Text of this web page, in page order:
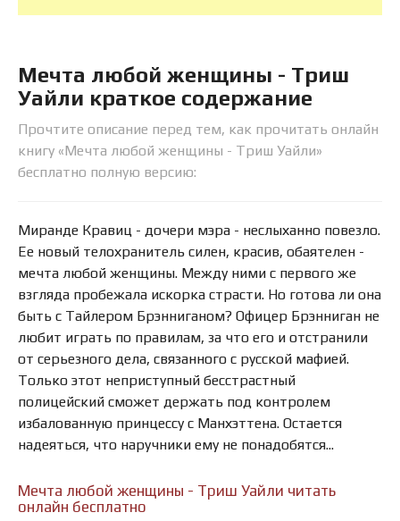
Мечта любой женщины - Триш
Уайли краткое содержание
Прочтите описание перед тем, как прочитать онлайн
книгу «Мечта любой женщины - Триш Уайли»
бесплатно полную версию:
Миранде Кравиц - дочери мэра - неслыханно повезло.
Ее новый телохранитель силен, красив, обаятелен -
мечта любой женщины. Между ними с первого же
взгляда пробежала искорка страсти. Но готова ли она
быть с Тайлером Брэнниганом? Офицер Брэнниган не
любит играть по правилам, за что его и отстранили
от серьезного дела, связанного с русской мафией.
Только этот неприступный бесстрастный
полицейский сможет держать под контролем
избалованную принцессу с Манхэттена. Остается
надеяться, что наручники ему не понадобятся...
Мечта любой женщины - Триш Уайли читать
онлайн бесплатно